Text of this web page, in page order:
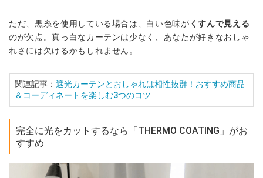
ただ、黒糸を使用している場合は、白い色味が くすんで見える
のが欠点。真っ白なカーテンは少なく、あなたが好きなおしゃ
れさには欠けるかもしれません。
関連記事： 遮光カーテンとおしゃれは相性抜群！おすすめ商品
＆コーディネートを楽しむ3つのコツ
完全に光をカットするなら「THERMO COATING」がお
すすめ